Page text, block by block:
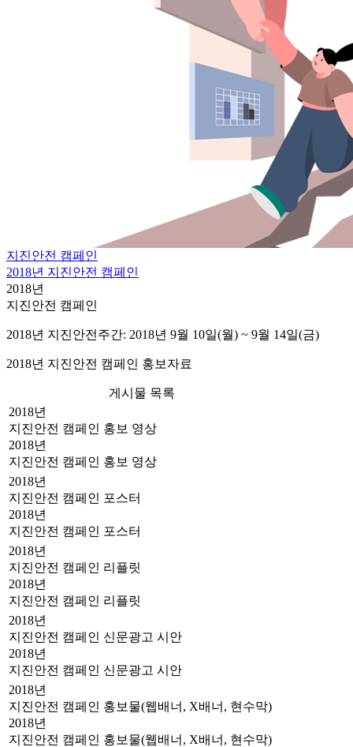
지진안전 캠페인
2018년 지진안전 캠페인
2018년
지진안전 캠페인
2018년 지진안전주간: 2018년 9월 10일(월) ~ 9월 14일(금)
2018년 지진안전 캠페인 홍보자료
게시물 목록
2018년
지진안전 캠페인 홍보 영상
2018년
지진안전 캠페인 홍보 영상
2018년
지진안전 캠페인 포스터
2018년
지진안전 캠페인 포스터
2018년
지진안전 캠페인 리플릿
2018년
지진안전 캠페인 리플릿
2018년
지진안전 캠페인 신문광고 시안
2018년
지진안전 캠페인 신문광고 시안
2018년
지진안전 캠페인 홍보물(웹배너, X배너, 현수막)
2018년
지진안전 캠페인 홍보물(웹배너, X배너, 현수막)